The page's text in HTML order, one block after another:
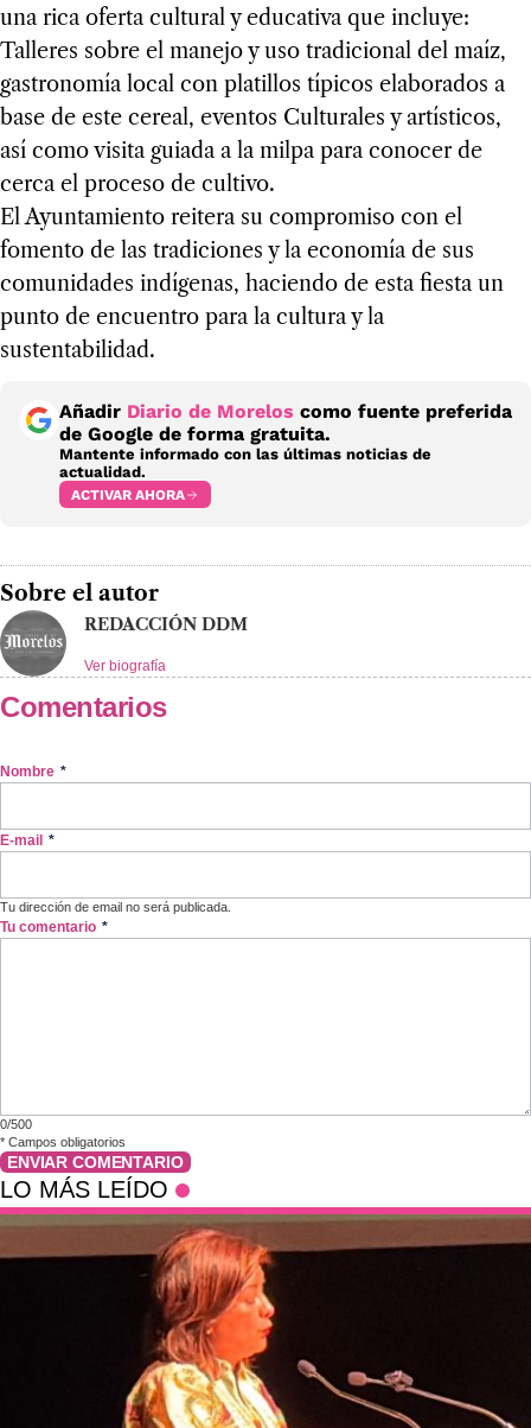
una rica oferta cultural y educativa que incluye:
Talleres sobre el manejo y uso tradicional del maíz,
gastronomía local con platillos típicos elaborados a
base de este cereal, eventos Culturales y artísticos,
así como visita guiada a la milpa para conocer de
cerca el proceso de cultivo.
El Ayuntamiento reitera su compromiso con el
fomento de las tradiciones y la economía de sus
comunidades indígenas, haciendo de esta fiesta un
punto de encuentro para la cultura y la
sustentabilidad.
Añadir Diario de Morelos como fuente preferida
de Google de forma gratuita.
Mantente informado con las últimas noticias de
actualidad.
ACTIVAR AHORA
Sobre el autor
REDACCIÓN DDM
Ver biografía
Comentarios
Nombre *
E-mail *
Tu dirección de email no será publicada.
Tu comentario *
0/500
* Campos obligatorios
ENVIAR COMENTARIO
LO MÁS LEÍDO